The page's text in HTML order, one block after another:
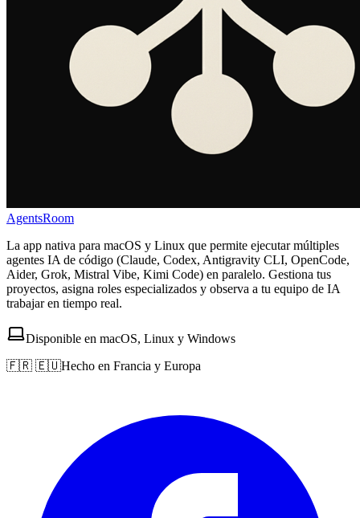
AgentsRoom
La app nativa para macOS y Linux que permite ejecutar múltiples
agentes IA de código (Claude, Codex, Antigravity CLI, OpenCode,
Aider, Grok, Mistral Vibe, Kimi Code) en paralelo. Gestiona tus
proyectos, asigna roles especializados y observa a tu equipo de IA
trabajar en tiempo real.
Disponible en macOS, Linux y Windows
🇫🇷 🇪🇺Hecho en Francia y Europa